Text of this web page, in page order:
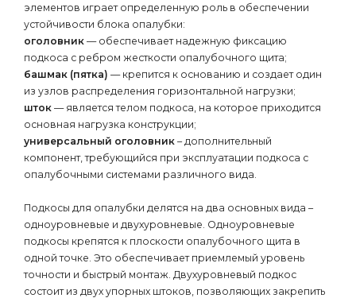
элементов играет определенную роль в обеспечении
устойчивости блока опалубки:
оголовник — обеспечивает надежную фиксацию
подкоса с ребром жесткости опалубочного щита;
башмак (пятка) — крепится к основанию и создает один
из узлов распределения горизонтальной нагрузки;
шток — является телом подкоса, на которое приходится
основная нагрузка конструкции;
универсальный оголовник – дополнительный
компонент, требующийся при эксплуатации подкоса с
опалубочными системами различного вида.
Подкосы для опалубки делятся на два основных вида –
одноуровневые и двухуровневые. Одноуровневые
подкосы крепятся к плоскости опалубочного щита в
одной точке. Это обеспечивает приемлемый уровень
точности и быстрый монтаж. Двухуровневый подкос
состоит из двух упорных штоков, позволяющих закрепить